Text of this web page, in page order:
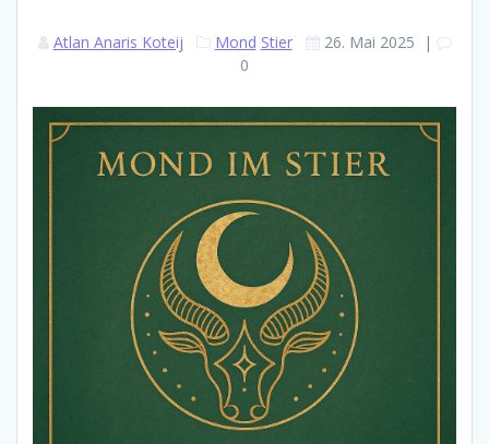
Atlan Anaris Koteij Mond Stier 26. Mai 2025 |
0